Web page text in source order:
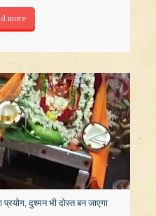
more
दुश्मन भी दोस्त बन जाएगा